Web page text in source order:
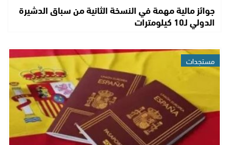
جوائز مالية مهمة في النسخة الثانية من سباق الدشيرة
الدولي لـ10 كيلومترات
مستجدات